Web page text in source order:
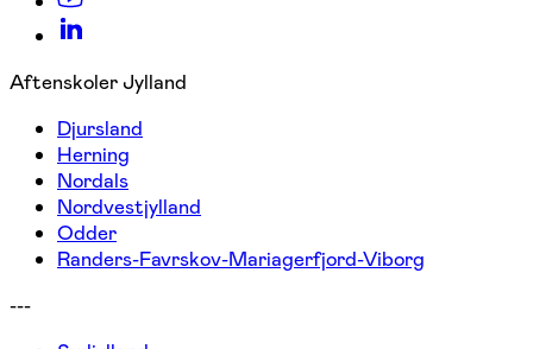
Aftenskoler Jylland
Djursland
Herning
Nordals
Nordvestjylland
Odder
Randers-Favrskov-Mariagerfjord-Viborg
---